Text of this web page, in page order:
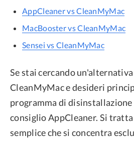
AppCleaner vs CleanMyMac
MacBooster vs CleanMyMac
Sensei vs CleanMyMac
Se stai cercando
CleanMyMac e desideri
programma di disinstallazione
consiglio AppCleaner. Si
semplice che si concentra